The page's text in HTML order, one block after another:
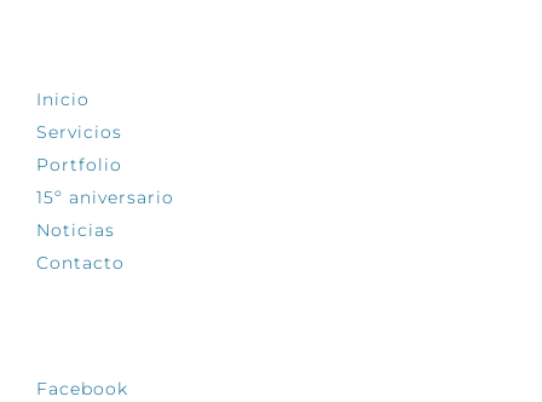
Inicio
Servicios
Portfolio
15º aniversario
Noticias
Contacto
Facebook